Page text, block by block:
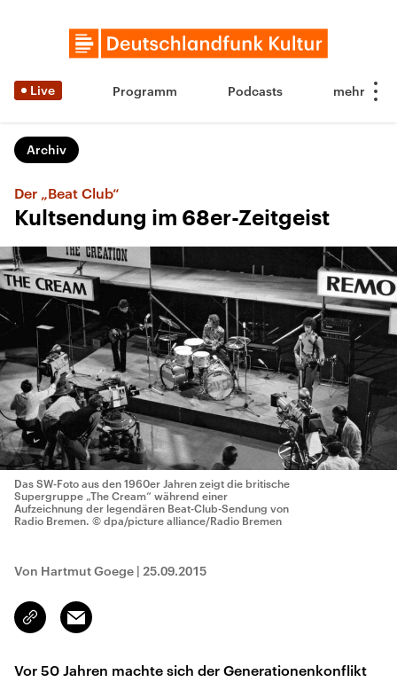
Live Programm Podcasts
Archiv
Der „Beat Club“
Kultsendung im 68er-Zeitgeist
Das SW-Foto aus den 1960er Jahren zeigt die britische
Supergruppe „The Cream“ während einer
Aufzeichnung der legendären Beat-Club-Sendung von
Radio Bremen. © dpa/picture alliance/Radio Bremen
Von Hartmut Goege | 25.09.2015
Link
kopieren/teilen
Email
Vor 50 Jahren machte sich der Generationenkonflikt